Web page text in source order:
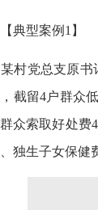
典型案例1】
村党总支原书
截留4户群众
群众索取好处费
独生子女保健